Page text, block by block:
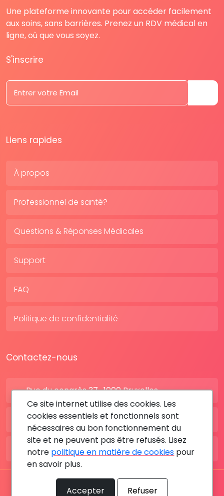
Une plateforme innovante pour accéder facilement
aux soins, sans barrières. Prenez un RDV médical en
ligne, où que vous soyez.
S'inscrire
Liens rapides
À propos
Professionnel de santé?
Questions & Réponses Médicales
Support
FAQ
Politique de confidentialité
Contactez-nous
Rue du congrès 37 , 1000 Bruxelles
BE: +32 28080227
FR: +33 183642895
Tous les droits sont réservés © 2026 RDV MÉDICAL By
Ce site internet utilise des cookies. Les
cookies essentiels et fonctionnels sont
nécessaires au bon fonctionnement du
site et ne peuvent pas être refusés. Lisez
notre politique en matière de cookies pour
en savoir plus.
Accepter Refuser